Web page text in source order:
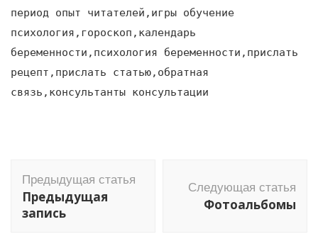
период опыт читателей,игры обучение
психология,гороскоп,календарь
беременности,психология беременности,прислать
рецепт,прислать статью,обратная
связь,консультанты консультации
по
записям
Предыдущая статья
Предыдущая
запись
Следующая статья
Фотоальбомы